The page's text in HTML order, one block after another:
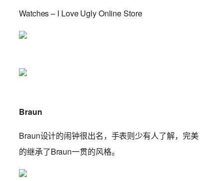
Watches – I Love Ugly Online Store
Braun
Braun设计的闹钟很出名，手表则少有人了解，完美
的继承了Braun一贯的风格。